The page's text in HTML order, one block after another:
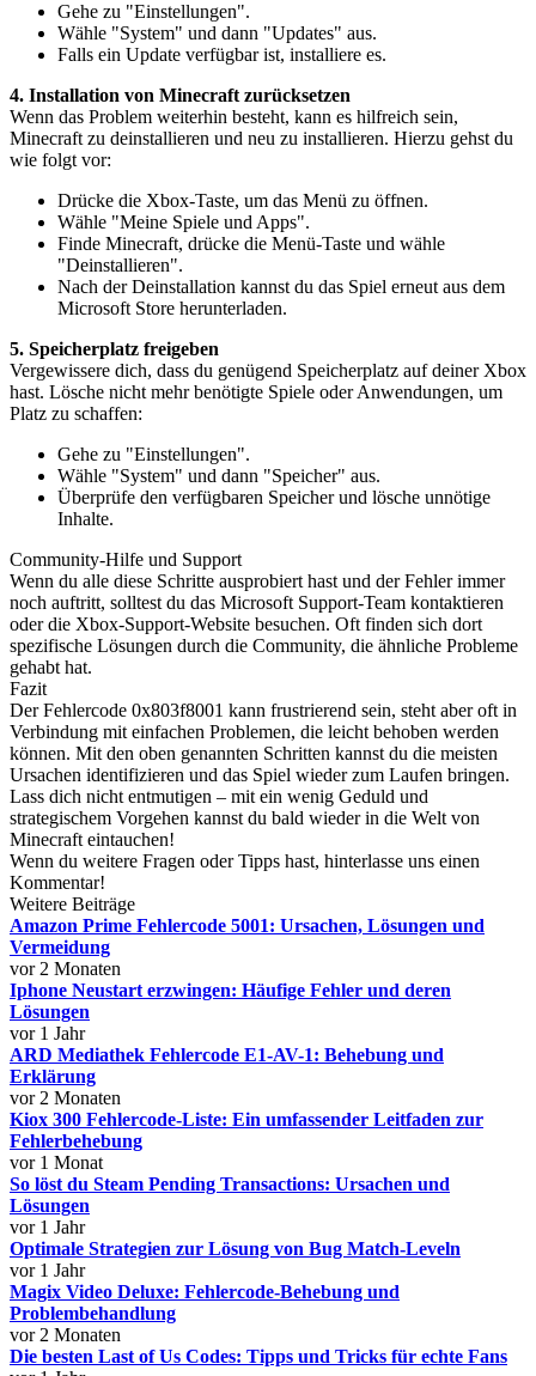
Gehe zu "Einstellungen".
Wähle "System" und dann "Updates" aus.
Falls ein Update verfügbar ist, installiere es.
4. Installation von Minecraft zurücksetzen
Wenn das Problem weiterhin besteht, kann es hilfreich sein,
Minecraft zu deinstallieren und neu zu installieren. Hierzu gehst du
wie folgt vor:
Drücke die Xbox-Taste, um das Menü zu öffnen.
Wähle "Meine Spiele und Apps".
Finde Minecraft, drücke die Menü-Taste und wähle
"Deinstallieren".
Nach der Deinstallation kannst du das Spiel erneut aus dem
Microsoft Store herunterladen.
5. Speicherplatz freigeben
Vergewissere dich, dass du genügend Speicherplatz auf deiner Xbox
hast. Lösche nicht mehr benötigte Spiele oder Anwendungen, um
Platz zu schaffen:
Gehe zu "Einstellungen".
Wähle "System" und dann "Speicher" aus.
Überprüfe den verfügbaren Speicher und lösche unnötige
Inhalte.
Community-Hilfe und Support
Wenn du alle diese Schritte ausprobiert hast und der Fehler immer
noch auftritt, solltest du das Microsoft Support-Team kontaktieren
oder die Xbox-Support-Website besuchen. Oft finden sich dort
spezifische Lösungen durch die Community, die ähnliche Probleme
gehabt hat.
Fazit
Der Fehlercode 0x803f8001 kann frustrierend sein, steht aber oft in
Verbindung mit einfachen Problemen, die leicht behoben werden
können. Mit den oben genannten Schritten kannst du die meisten
Ursachen identifizieren und das Spiel wieder zum Laufen bringen.
Lass dich nicht entmutigen – mit ein wenig Geduld und
strategischem Vorgehen kannst du bald wieder in die Welt von
Minecraft eintauchen!
Wenn du weitere Fragen oder Tipps hast, hinterlasse uns einen
Kommentar!
Weitere Beiträge
Amazon Prime Fehlercode 5001: Ursachen, Lösungen und
Vermeidung
vor 2 Monaten
Iphone Neustart erzwingen: Häufige Fehler und deren
Lösungen
vor 1 Jahr
ARD Mediathek Fehlercode E1-AV-1: Behebung und
Erklärung
vor 2 Monaten
Kiox 300 Fehlercode-Liste: Ein umfassender Leitfaden zur
Fehlerbehebung
vor 1 Monat
So löst du Steam Pending Transactions: Ursachen und
Lösungen
vor 1 Jahr
Optimale Strategien zur Lösung von Bug Match-Leveln
vor 1 Jahr
Magix Video Deluxe: Fehlercode-Behebung und
Problembehandlung
vor 2 Monaten
Die besten Last of Us Codes: Tipps und Tricks für echte Fans